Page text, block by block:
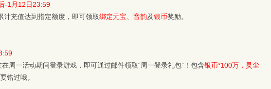
-1月12日23:59
计充值达到指定额度，即可领取绑定元宝 音韵及银币奖励。
周一活动期间登录游戏，即可通过邮件领取“周一登录礼包”！包含银币*100万，灵尘
错过哦。